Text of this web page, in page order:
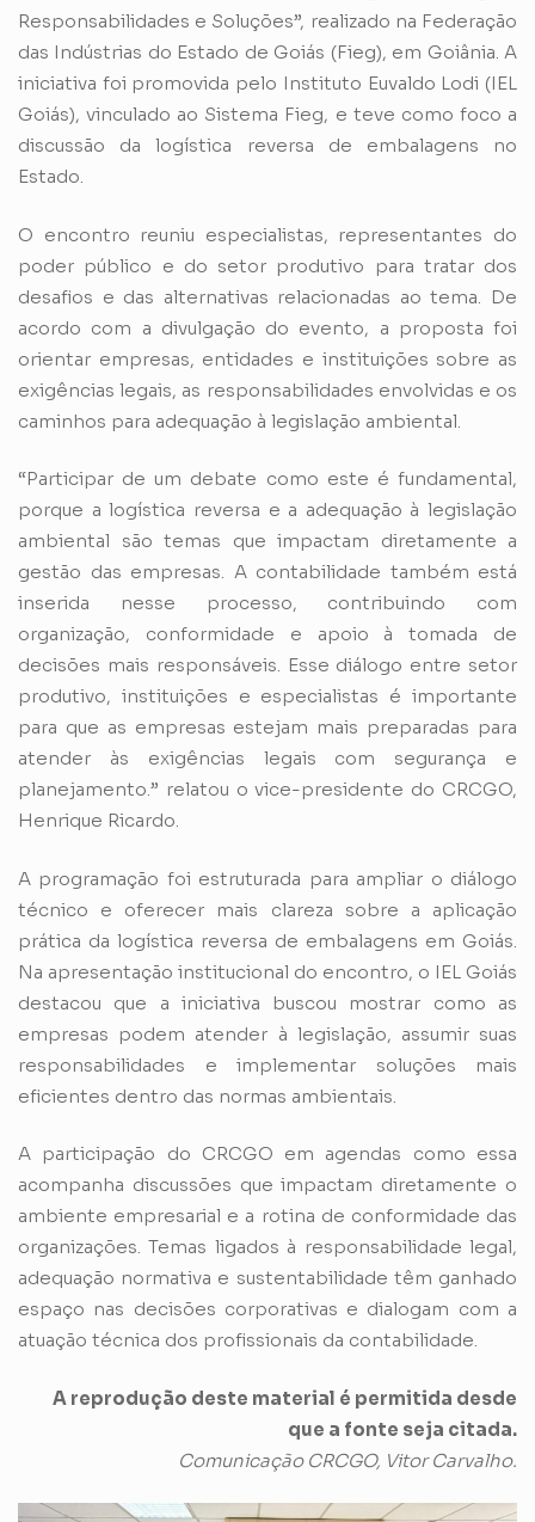
Responsabilidades e Soluções”, realizado na Federação
das Indústrias do Estado de Goiás (Fieg), em Goiânia. A
iniciativa foi promovida pelo Instituto Euvaldo Lodi (IEL
Goiás), vinculado ao Sistema Fieg, e teve como foco a
discussão da logística reversa de embalagens no
Estado.
O encontro reuniu especialistas, representantes do
poder público e do setor produtivo para tratar dos
desafios e das alternativas relacionadas ao tema. De
acordo com a divulgação do evento, a proposta foi
orientar empresas, entidades e instituições sobre as
exigências legais, as responsabilidades envolvidas e os
caminhos para adequação à legislação ambiental.
“Participar de um debate como este é fundamental,
porque a logística reversa e a adequação à legislação
ambiental são temas que impactam diretamente a
gestão das empresas. A contabilidade também está
inserida nesse processo, contribuindo com
organização, conformidade e apoio à tomada de
decisões mais responsáveis. Esse diálogo entre setor
produtivo, instituições e especialistas é importante
para que as empresas estejam mais preparadas para
atender às exigências legais com segurança e
planejamento.” relatou o vice-presidente do CRCGO,
Henrique Ricardo.
A programação foi estruturada para ampliar o diálogo
técnico e oferecer mais clareza sobre a aplicação
prática da logística reversa de embalagens em Goiás.
Na apresentação institucional do encontro, o IEL Goiás
destacou que a iniciativa buscou mostrar como as
empresas podem atender à legislação, assumir suas
responsabilidades e implementar soluções mais
eficientes dentro das normas ambientais.
A participação do CRCGO em agendas como essa
acompanha discussões que impactam diretamente o
ambiente empresarial e a rotina de conformidade das
organizações. Temas ligados à responsabilidade legal,
adequação normativa e sustentabilidade têm ganhado
espaço nas decisões corporativas e dialogam com a
atuação técnica dos profissionais da contabilidade.
A reprodução deste material é permitida desde
que a fonte seja citada.
Comunicação CRCGO, Vitor Carvalho.